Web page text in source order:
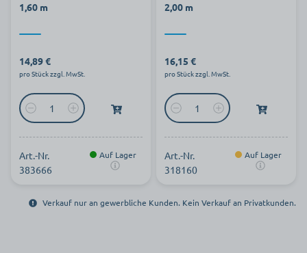
1,60 m
14,89 €
pro Stück zzgl. MwSt.
Art.-Nr.
383666
Auf Lager
2,00 m
16,15 €
pro Stück zzgl. MwSt.
Art.-Nr.
318160
Auf Lager
Verkauf nur an gewerbliche Kunden. Kein Verkauf an Privatkunden.